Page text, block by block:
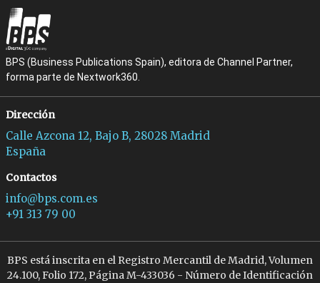
BPS (Business Publications Spain), editora de Channel Partner,
forma parte de Nextwork360.
Dirección
Calle Azcona 12, Bajo B, 28028 Madrid
España
Contactos
info@bps.com.es
+91 313 79 00
BPS está inscrita en el Registro Mercantil de Madrid, Volumen
24.100, Folio 172, Página M-433036 - Número de Identificación